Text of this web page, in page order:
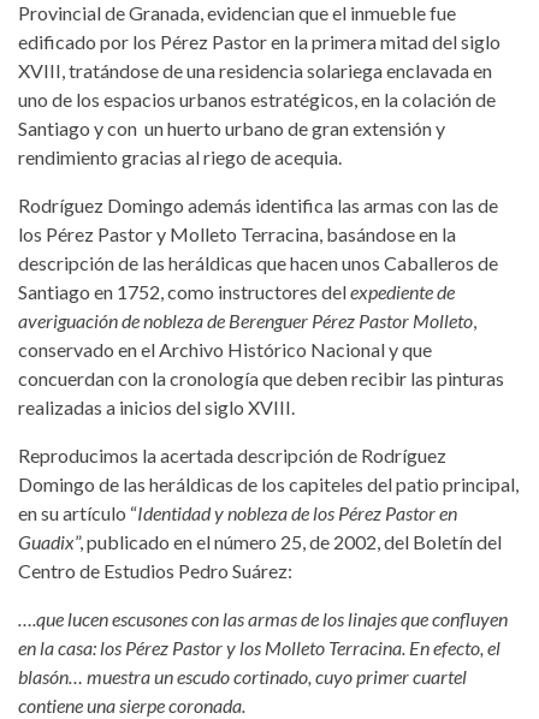
Provincial de Granada, evidencian que el inmueble fue
edificado por los Pérez Pastor en la primera mitad del siglo
XVIII, tratándose de una residencia solariega enclavada en
uno de los espacios urbanos estratégicos, en la colación de
Santiago y con un huerto urbano de gran extensión y
rendimiento gracias al riego de acequia.
Rodríguez Domingo además identifica las armas con las de
los Pérez Pastor y Molleto Terracina, basándose en la
descripción de las heráldicas que hacen unos Caballeros de
Santiago en 1752, como instructores delexpediente de
averiguación de nobleza de Berenguer Pérez Pastor Molleto,
conservado en el Archivo Histórico Nacional y que
concuerdan con la cronología que deben recibir las pinturas
realizadas a inicios del siglo XVIII.
Reproducimos la acertada descripción de Rodríguez
Domingo de las heráldicas de los capiteles del patio principal,
en su artículo “Identidad y nobleza de los Pérez Pastor en
Guadix”, publicado en el número 25, de 2002, del Boletín del
Centro de Estudios Pedro Suárez:
….que lucen escusones con las armas de los linajes que confluyen
en la casa: los Pérez Pastor y los Molleto Terracina. En efecto, el
blasón… muestra un escudo cortinado, cuyo primer cuartel
contiene una sierpe coronada.